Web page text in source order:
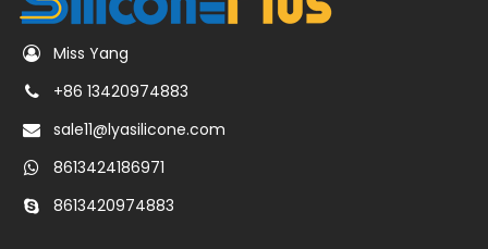
Miss Yang
+86 13420974883
sale11@lyasilicone.com
8613424186971
8613420974883